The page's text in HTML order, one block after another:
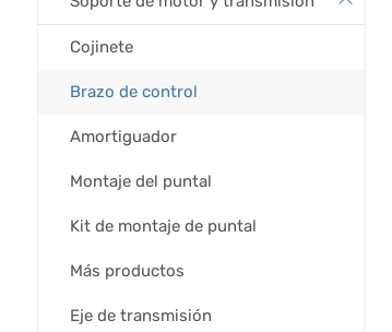
Cojinete
Brazo de control
Amortiguador
Montaje del puntal
Kit de montaje de puntal
Más productos
Eje de transmisión